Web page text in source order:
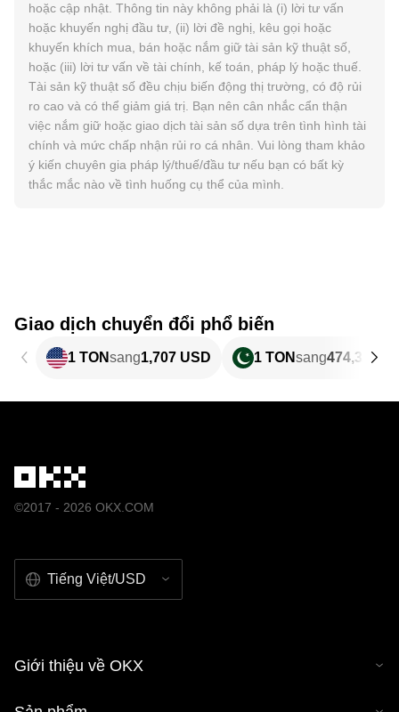
hoặc cập nhật. Thông tin này không phải là (i) lời tư vấn
hoặc khuyến nghị đầu tư, (ii) lời đề nghị, kêu gọi hoặc
khuyến khích mua, bán hoặc nắm giữ tài sản kỹ thuật số,
hoặc (iii) lời tư vấn về tài chính, kế toán, pháp lý hoặc thuế.
Tài sản kỹ thuật số đều chịu biến động thị trường, có độ rủi
ro cao và có thể giảm giá trị. Bạn nên cân nhắc cẩn thận
việc nắm giữ hoặc giao dịch tài sản số dựa trên tình hình tài
chính và mức chấp nhận rủi ro cá nhân. Vui lòng tham khảo
ý kiến chuyên gia pháp lý/thuế/đầu tư nếu bạn có bất kỳ
thắc mắc nào về tình huống cụ thể của mình.
Giao dịch chuyển đổi phổ biến
1 TONsang1,707 USD 1 TONsang474,32
©2017 - 2026 OKX.COM
Tiếng Việt/USD
Giới thiệu về OKX